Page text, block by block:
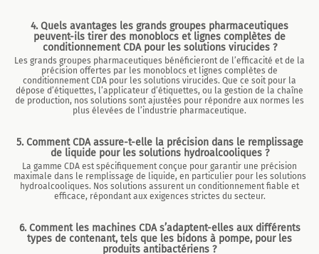
4. Quels avantages les grands groupes pharmaceutiques
peuvent-ils tirer des monoblocs et lignes complètes de
conditionnement CDA pour les solutions virucides ?
Les grands groupes pharmaceutiques bénéficieront de l’efficacité et de la
précision offertes par les monoblocs et lignes complètes de
conditionnement CDA pour les solutions virucides. Que ce soit pour la
dépose d’étiquettes, l’applicateur d’étiquettes, ou la gestion de la chaîne
de production, nos solutions sont ajustées pour répondre aux normes les
plus élevées de l’industrie pharmaceutique.
5. Comment CDA assure-t-elle la précision dans le remplissage
de liquide pour les solutions hydroalcooliques ?
La gamme CDA est spécifiquement conçue pour garantir une précision
maximale dans le remplissage de liquide, en particulier pour les solutions
hydroalcooliques. Nos solutions assurent un conditionnement fiable et
efficace, répondant aux exigences strictes du secteur.
6. Comment les machines CDA s’adaptent-elles aux différents
types de contenant, tels que les bidons à pompe, pour les
produits antibactériens ?